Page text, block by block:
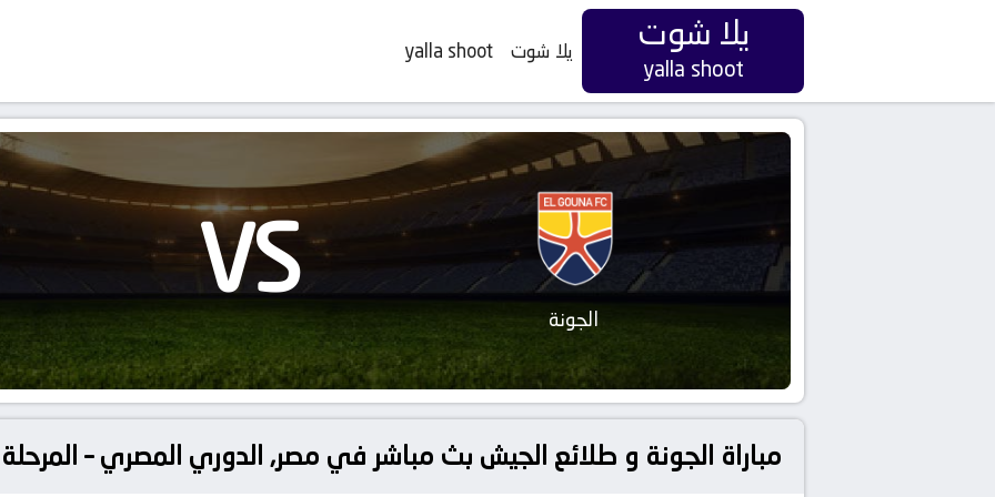
يلا شوت
yalla shoot
يلا شوت yalla shoot
الجونة VS
مباراة الجونة و طلائع الجيش بث مباشر في مصر, الدوري المصري –